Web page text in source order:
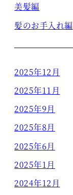
美髪編
髪のお手入れ編
2025年12月
2025年11月
2025年9月
2025年8月
2025年6月
2025年1月
2024年12月